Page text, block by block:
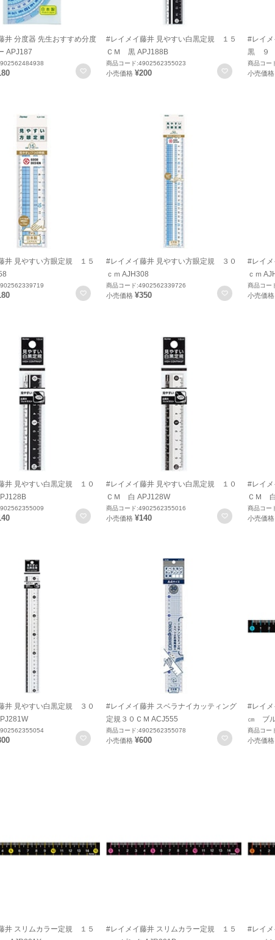
井 分度器 先生おすすめ分度
APJ187
お気に入りに登録
#レイメイ藤井 見やすい白黒定規 １５
ＣＭ 黒 APJ188B
商品コード:4902562355023
小売価格 ¥200 お気に入り
#レイ
黒 ９
商品コー
小売価格
井 見やすい方眼定規 １５
お気に入りに登録
#レイメイ藤井 見やすい方眼定規 ３０
ｃｍ AJH308
商品コード:4902562339726
小売価格 ¥350 お気に入り
#レイ
ｃｍ
商品コー
小売価格
井 見やすい白黒定規 １０
お気に入りに登録
#レイメイ藤井 見やすい白黒定規 １０
ＣＭ 白 APJ128W
商品コード:4902562355016
小売価格 ¥140 お気に入り
#レイ
ＣＭ
商品コー
小売価格
井 見やすい白黒定規 ３０
お気に入りに登録
#レイメイ藤井 スベラナイカッティング
定規３０ＣＭ ACJ555
商品コード:4902562355078
小売価格 ¥600 お気に入り
#レイ
㎝ ブ
商品コー
小売価格
井 スリムカラー定規 １５
#レイメイ藤井 スリムカラー定規 １５
#レイ